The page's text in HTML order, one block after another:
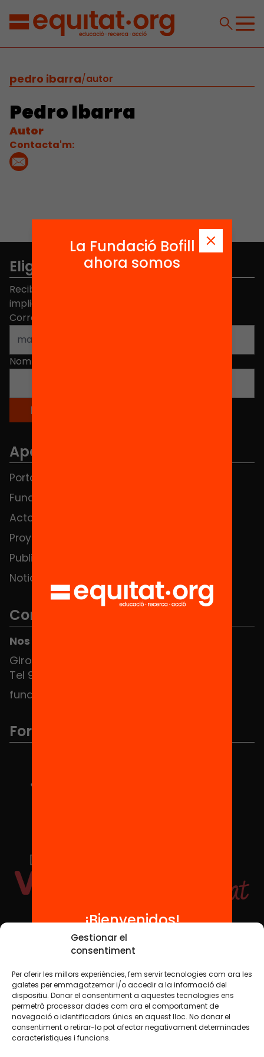
Gestionar el
consentiment
Per oferir les millors experiències, fem servir tecnologies com ara les
galetes per emmagatzemar i/o accedir a la informació del
dispositiu. Donar el consentiment a aquestes tecnologies ens
permetrà processar dades com ara el comportament de
navegació o identificadors únics en aquest lloc. No donar el
consentiment o retirar-lo pot afectar negativament determinades
característiques i funcions.
pedro ibarra/autor
Pedro Ibarra
Autor
Contacta'm:
Elige equidad
Recibe contenidos, iniciativas y proyectos para
implicarte.
Correo electrónico
Nombre
Apartados
Portada
Fundación
Actos
Proyectos
Publicaciones y vídeos
Noticias
Contacto
Nos puedes encontrar en el HUB Social
Girona 34, interior 08010 Barcelona
Tel 934 588 700
fundacio@equitat.org
Formamos parte de...
Redes sociales
TWT YTB IG FB IN
Aviso legalPolítica de cookies
La Fundació Bofill
ahora somos
¡Bienvenidos!